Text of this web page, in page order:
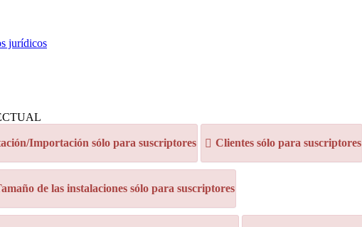
jurídicos
Importación sólo para suscriptores Clientes sólo para suscriptores
de las instalaciones sólo para suscriptores